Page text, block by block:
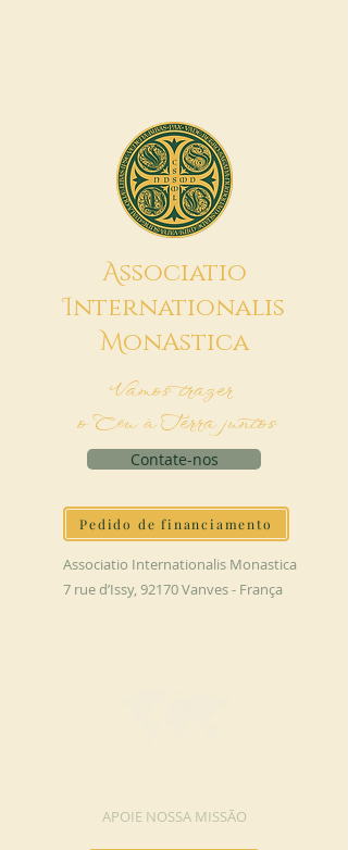
Associatio
Internationalis
MonAstica
Vamos trazer
o Céu à Terra juntos
Contate-nos
Pedido de financiamento
Associatio Internationalis Monastica
7 rue d’Issy, 92170 Vanves - França
APOIE NOSSA MISSÃO